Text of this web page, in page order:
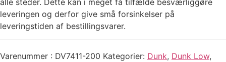
alle steder. Dette kan i meget få tilfælde besværliggøre
leveringen og derfor give små forsinkelser på
leveringstiden af bestillingsvarer.
Varenummer DV7411-200 Kategorier Dunk, Dunk Low,